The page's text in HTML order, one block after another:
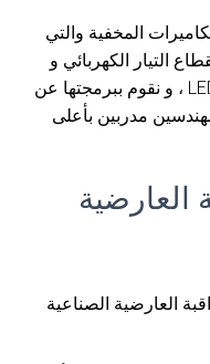
المخفية والتي
التيار الكهربائي و
تتميز بالدقة العالية و مزودة بمصابيح LED ، و نقوم ببرمجتها عن
مدربين بأعلى
العارضية
العارضية الصناعية